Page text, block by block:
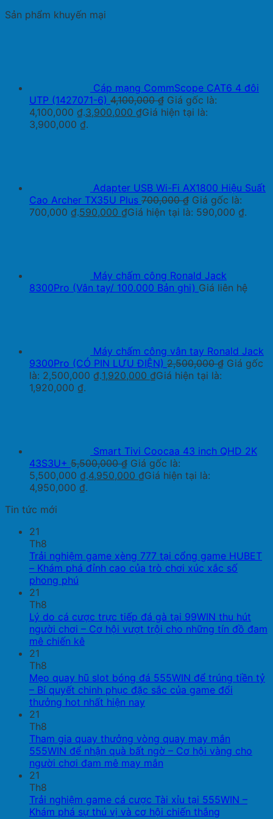
Sản phẩm khuyến mại
Cáp mạng CommScope CAT6 4 đôi
UTP (1427071-6) 4,100,000₫ Giá gốc là:
4,100,000 ₫.3,900,000 ₫Giá hiện tại là:
3,900,000 ₫.
Adapter USB Wi-Fi AX1800 Hiệu Suất
Cao Archer TX35U Plus 700,000₫ Giá gốc là:
700,000 ₫.590,000 ₫Giá hiện tại là: 590,000 ₫.
Máy chấm công Ronald Jack
8300Pro (Vân tay/ 100.000 Bản ghi) Giá liên hệ
Máy chấm công vân tay Ronald Jack
9300Pro (CÓ PIN LƯU ĐIỆN) 2,500,000₫ Giá gốc
là: 2,500,000 ₫.1,920,000 ₫Giá hiện tại là:
1,920,000 ₫.
Smart Tivi Coocaa 43 inch QHD 2K
43S3U+ 5,500,000₫ Giá gốc là:
5,500,000 ₫.4,950,000 ₫Giá hiện tại là:
4,950,000 ₫.
Tin tức mới
21
Th8
Trải nghiệm game xèng 777 tại cổng game HUBET
– Khám phá đỉnh cao của trò chơi xúc xắc số
phong phú
21
Th8
Lý do cá cược trực tiếp đá gà tại 99WIN thu hút
người chơi – Cơ hội vượt trội cho những tín đồ đam
mê chiến kê
21
Th8
Mẹo quay hũ slot bóng đá 555WIN để trúng tiền tỷ
– Bí quyết chinh phục đặc sắc của game đổi
thưởng hot nhất hiện nay
21
Th8
Tham gia quay thưởng vòng quay may mắn
555WIN để nhận quà bất ngờ – Cơ hội vàng cho
người chơi đam mê may mắn
21
Th8
Trải nghiệm game cá cược Tài xỉu tại 555WIN –
Khám phá sự thú vị và cơ hội chiến thắng